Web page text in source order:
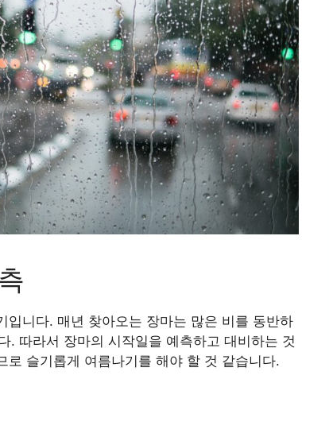
니다. 매년 찾아오는 장마는 많은 비를 동반하
. 따라서 장마의 시작일을 예측하고 대비하는 것
슬기롭게 여름나기를 해야 할 것 같습니다.